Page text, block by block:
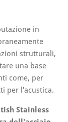
in
strutturali,
una base
come, per
per l'acustica.
Stainless